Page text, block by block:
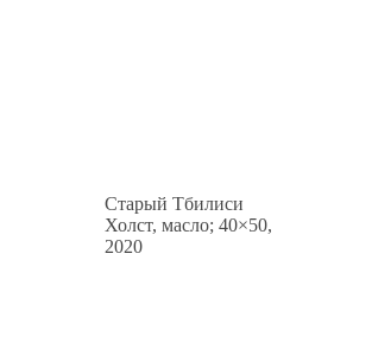
Старый Тбилиси
Холст, масло; 40×50,
2020